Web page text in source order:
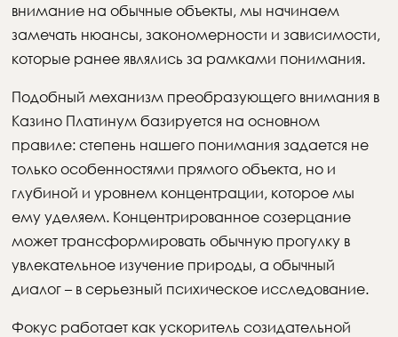
внимание на обычные объекты, мы начинаем
замечать нюансы, закономерности и зависимости,
которые ранее являлись за рамками понимания.
Подобный механизм преобразующего внимания в
Казино Платинум базируется на основном
правиле: степень нашего понимания задается не
только особенностями прямого объекта, но и
глубиной и уровнем концентрации, которое мы
ему уделяем. Концентрированное созерцание
может трансформировать обычную прогулку в
увлекательное изучение природы, а обычный
диалог – в серьезный психическое исследование.
Фокус работает как ускоритель созидательной